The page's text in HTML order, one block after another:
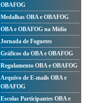
OBAFOG
Medalhas OBA e OBAFOG
OBA e OBAFOG na Mídia
Jornada de Foguetes
Gráficos da OBA e OBAFOG
Regulamento OBA e OBAFOG
Arquivo de E-mails OBA e
OBAFOG
Escolas Participantes OBA e